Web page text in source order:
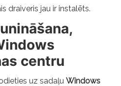
draiveris jau ir instalēts.
centru
uz sadaļu Windows